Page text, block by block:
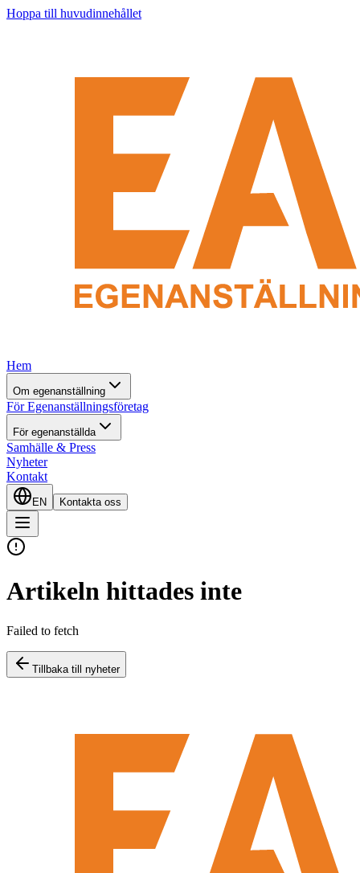
Hoppa till huvudinnehållet
Hem
Om egenanställning
För Egenanställningsföretag
För egenanställda
Samhälle & Press
Nyheter
Kontakt
EN Kontakta oss
Artikeln hittades inte
Failed to fetch
Tillbaka till nyheter